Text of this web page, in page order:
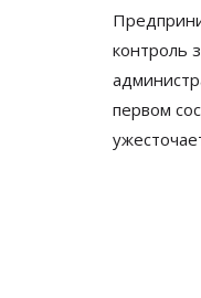
контроль
первом